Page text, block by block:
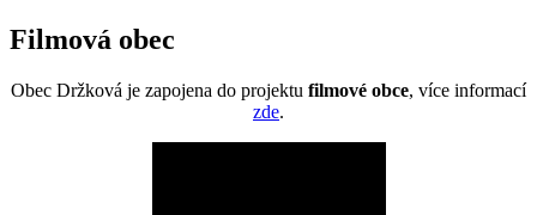
Filmová obec
Obec Držková je zapojena do projektu filmové obce, více informací
zde.